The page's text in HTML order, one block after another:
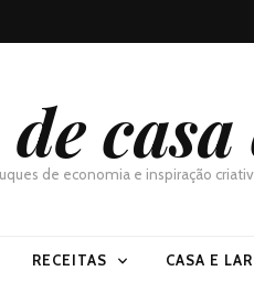
de economia e inspiração
RECEITAS CASA E LAR